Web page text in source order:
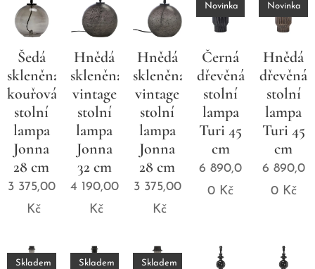
Šedá
skleněná
kouřová
stolní
lampa
Jonna
28 cm
3 375,00
Kč
Hnědá
skleněná
vintage
stolní
lampa
Jonna
32 cm
4 190,00
Kč
Hnědá
skleněná
vintage
stolní
lampa
Jonna
28 cm
3 375,00
Kč
Černá
dřevěná
stolní
lampa
Turi 45
cm
Novinka
6 890,0
0 Kč
Hnědá
dřevěná
stolní
lampa
Turi 45
cm
Novinka
6 890,0
0Kč
Skladem Skladem Skladem